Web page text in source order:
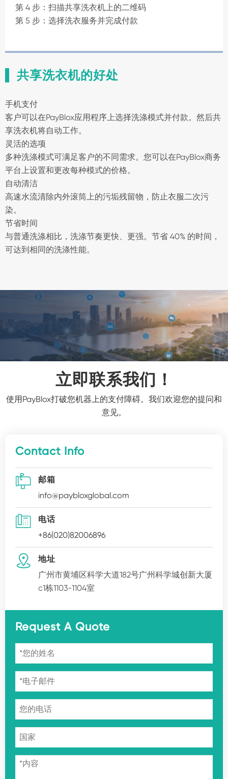
第 4 步：扫描共享洗衣机上的二维码
第 5 步：选择洗衣服务并完成付款
共享洗衣机的好处
手机支付
客户可以在PayBlox应用程序上选择洗涤模式并付款。然后共
享洗衣机将自动工作。
灵活的选项
多种洗涤模式可满足客户的不同需求。您可以在PayBlox商务
平台上设置和更改每种模式的价格。
自动清洁
高速水流清除内外滚筒上的污垢残留物，防止衣服二次污
染。
节省时间
与普通洗涤相比，洗涤节奏更快、更强。节省 40% 的时间，
可达到相同的洗涤性能。
立即联系我们！
使用PayBlox打破您机器上的支付障碍。我们欢迎您的提问和
意见。
Contact Info

邮箱
info@paybloxglobal.com

电话
+86(020)82006896

地址
广州市黄埔区科学大道182号广州科学城创新大厦
c1栋1103-1104室
Request A Quote